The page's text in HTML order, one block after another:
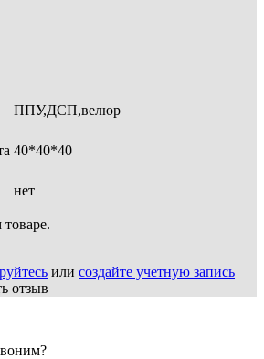
ППУ,ДСП,велюр
40*40*40
нет
или создайте учетную запись
отзыв